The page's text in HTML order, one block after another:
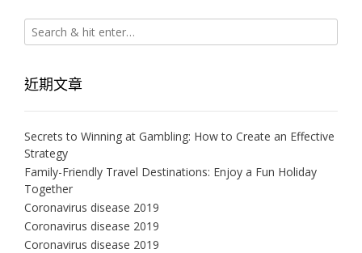
近期文章
Secrets to Winning at Gambling: How to Create an Effective
Strategy
Family-Friendly Travel Destinations: Enjoy a Fun Holiday
Together
Coronavirus disease 2019
Coronavirus disease 2019
Coronavirus disease 2019